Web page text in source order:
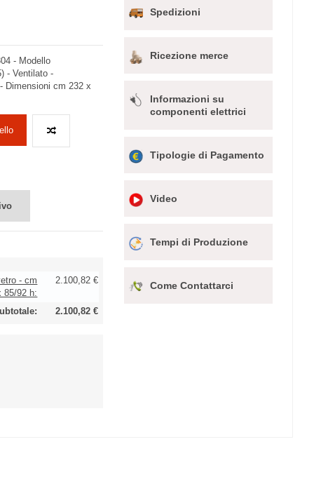
- Modello
- Ventilato -
Dimensioni cm 232 x
- cm
85/92 h:
2.100,82 €
2.100,82 €
Spedizioni
Ricezione merce
Informazioni su
componenti elettrici
Tipologie di Pagamento
Video
Tempi di Produzione
Come Contattarci